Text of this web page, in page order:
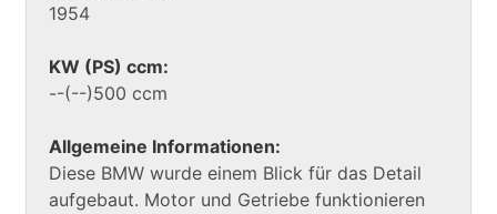
1954
KW (PS) ccm:
--(--)500 ccm
Allgemeine Informationen:
Diese BMW wurde einem Blick für das Detail
aufgebaut. Motor und Getriebe funktionieren